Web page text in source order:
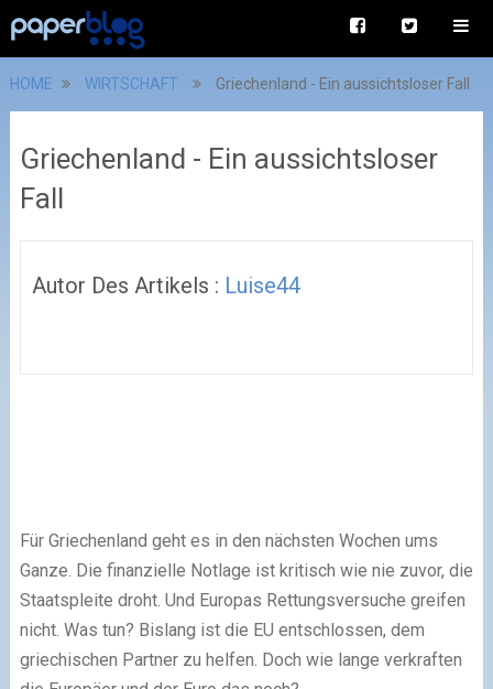
HOME WIRTSCHAFT Griechenland - Ein aussichtsloser Fall
Griechenland - Ein aussichtsloser
Fall
Autor Des Artikels : Luise44
Für Griechenland geht es in den nächsten Wochen ums
Ganze. Die finanzielle Notlage ist kritisch wie nie zuvor, die
Staatspleite droht. Und Europas Rettungsversuche greifen
nicht. Was tun? Bislang ist die EU entschlossen, dem
griechischen Partner zu helfen. Doch wie lange verkraften